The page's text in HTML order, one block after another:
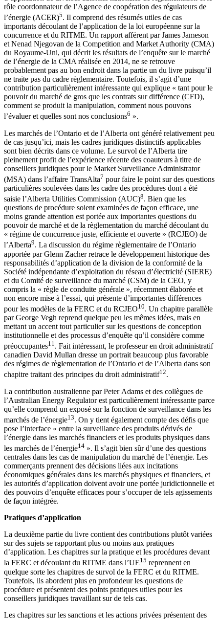
rôle coordonnateur de l’Agence de coopération des régulateurs de
l’énergie (ACER)5. Il comprend des résumés utiles de cas
importants découlant de l’application de la loi européenne sur la
concurrence et du RITME. Un rapport afférent par James Jameson
et Nenad Njegovan de la Competition and Market Authority (CMA)
du Royaume-Uni, qui décrit les résultats de l’enquête sur le marché
de l’énergie de la CMA réalisée en 2014, ne se retrouve
probablement pas au bon endroit dans la partie un du livre puisqu’il
ne traite pas du cadre règlementaire. Toutefois, il s’agit d’une
contribution particulièrement intéressante qui explique « tant pour le
pouvoir du marché de gros que les contrats sur différence (CFD),
comment se produit la manipulation, comment nous pouvons
l’évaluer et quelles sont nos conclusions6 ».
Les marchés de l’Ontario et de l’Alberta ont généré relativement peu
de cas jusqu’ici, mais les cadres juridiques distinctifs applicables
sont bien décrits dans ce volume. Le survol de l’Alberta tire
pleinement profit de l’expérience récente des coauteurs à titre de
conseillers juridiques pour le Market Surveillance Administrator
(MSA) dans l’affaire TransAlta7 pour faire le point sur des questions
particulières soulevées dans les cadre des procédures dont a été
saisie l’Alberta Utilities Commission (AUC)8. Bien que les
questions de procédure soient examinées de façon efficace, une
moins grande attention est portée aux importantes questions du
pouvoir de marché et de la règlementation du marché découlant du
« régime de concurrence juste, efficiente et ouverte » (RCJEO) de
l’Alberta9. La discussion du régime règlementaire de l’Ontario
apportée par Glenn Zacher retrace le développement historique des
responsabilités d’application de la division de la conformité de la
Société indépendante d’exploitation du réseau d’électricité (SIERE)
et du Comité de surveillance du marché (CSM) de la CEO, y
compris la « règle de conduite générale », récemment élaborée et
non encore mise à l’essai, qui présente d’importantes différences
pour les modèles de la FERC et du RCJEO10. Un chapitre parallèle
par George Vegh reprend quelque peu les mêmes idées, mais en
mettant un accent tout particulier sur les questions de conception
institutionnelle et des processus d’enquête qu’il considère comme
préoccupantes11 . Fait intéressant, le professeur en droit administratif
canadien David Mullan dresse un portrait beaucoup plus favorable
des régimes de règlementation de l’Ontario et de l’Alberta dans son
chapitre traitant des principes du droit administratif12.
La contribution australienne par Peter Adams et des collègues de
l’Australian Energy Regulator est particulièrement intéressante parce
qu’elle comprend un exposé sur la fonction de surveillance dans les
marchés de l’énergie13. On y tient également compte des défis que
pose l’interface « entre la surveillance des produits dérivés de
l’énergie dans les marchés financiers et les produits physiques dans
les marchés de l’énergie14 ». Il s’agit bien sûr d’une des questions
centrales dans les cas de manipulation du marché de l’énergie. Les
commerçants prennent des décisions liées aux incitations
économiques générales dans les marchés physiques et financiers, et
les autorités d’application doivent avoir une portée juridictionnelle et
des pouvoirs d’enquête efficaces pour s’occuper de tels agissements
de façon intégrée.
Pratiques d’application
La deuxième partie du livre contient des contributions plutôt variées
sur des sujets se rapportant plus ou moins aux pratiques
d’application. Les chapitres sur la pratique et les procédures devant
la FERC et découlant du RITME dans l’UE15 reprennent en
quelque sorte les chapitres de survol de la FERC et du RITME.
Toutefois, ils abordent plus en profondeur les questions de
procédure et présentent des points pratiques utiles pour les
conseillers juridiques travaillant sur de tels cas.
Les chapitres sur les sanctions et les actions privées présentent des